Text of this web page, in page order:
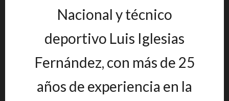
Nacional y técnico
deportivo Luis Iglesias
Fernández, con más de 25
años de experiencia en la